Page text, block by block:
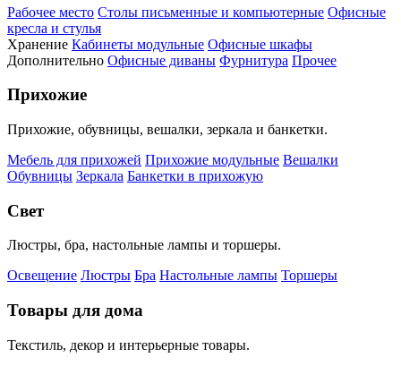
Рабочее место Столы письменные и компьютерные Офисные
кресла и стулья
Хранение Кабинеты модульные Офисные шкафы
Дополнительно Офисные диваны Фурнитура Прочее
Прихожие
Прихожие, обувницы, вешалки, зеркала и банкетки.
Мебель для прихожей Прихожие модульные Вешалки
Обувницы Зеркала Банкетки в прихожую
Свет
Люстры, бра, настольные лампы и торшеры.
Освещение Люстры Бра Настольные лампы Торшеры
Товары для дома
Текстиль, декор и интерьерные товары.